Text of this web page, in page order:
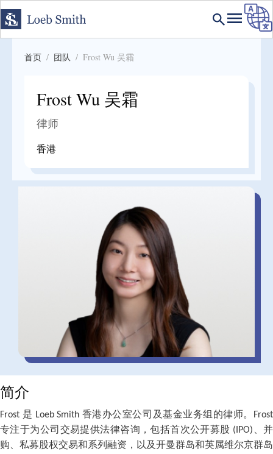
首页 团队 Frost Wu 吴霜
Frost Wu 吴霜
律师
香港
简介
Frost 是 Loeb Smith 香港办公室公司及基金业务组的律师。Frost
专注于为公司交易提供法律咨询，包括首次公开募股 (IPO)、并
购、私募股权交易和系列融资，以及开曼群岛和英属维尔京群岛